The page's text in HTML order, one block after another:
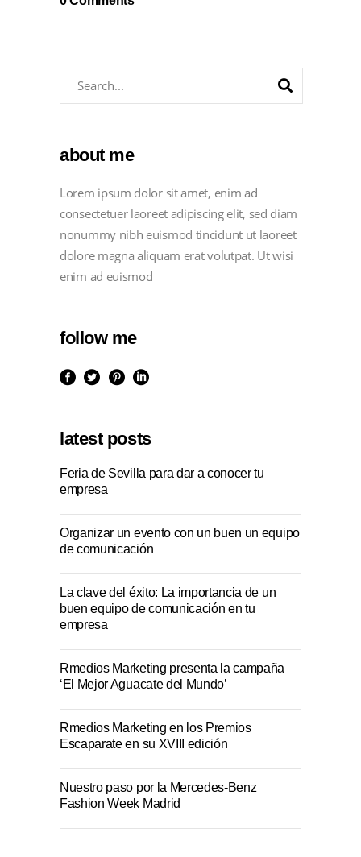
about me
Lorem ipsum dolor sit amet, enim ad
consectetuer laoreet adipiscing elit, sed diam
nonummy nibh euismod tincidunt ut laoreet
dolore magna aliquam erat volutpat. Ut wisi
enim ad euismod
follow me
latest posts
Feria de Sevilla para dar a conocer tu
empresa
Organizar un evento con un buen un equipo
de comunicación
La clave del éxito: La importancia de un
buen equipo de comunicación en tu
empresa
Rmedios Marketing presenta la campaña
‘El Mejor Aguacate del Mundo’
Rmedios Marketing en los Premios
Escaparate en su XVIII edición
Nuestro paso por la Mercedes-Benz
Fashion Week Madrid